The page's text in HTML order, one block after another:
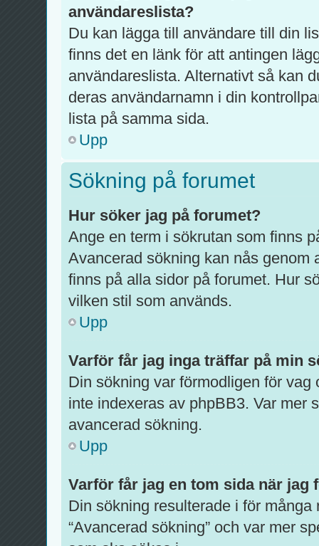
användareslista?
Du kan lägga till användare till din
finns det en länk för att antingen
användareslista. Alternativt så kan
deras användarnamn i din
lista på samma sida.
Upp
Sökning på forumet
Hur söker jag på forumet?
Ange en term i sökrutan som finns
Avancerad sökning kan nås genom
finns på alla sidor på forumet. Hur
vilken stil som används.
Upp
Varför får jag inga träffar på min
Din sökning var förmodligen för
inte indexeras av phpBB3. Var mer
avancerad sökning.
Upp
Varför får jag en tom sida när jag
Din sökning resulterade i för
“Avancerad sökning” och var mer